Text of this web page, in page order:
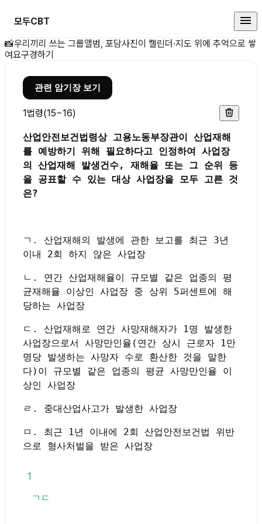
모두CBT
산업안전보건법령상 고용노동부
📸우리끼리 쓰는 그룹앨범, 포담사진이 캘린더·지도 위에 추억으로 쌓
여요구경하기
관련 암기장 보기
1법령(15~16)
산업안전보건법령상 고용노동부장관이 산업재해
를 예방하기 위해 필요하다고 인정하여 사업장
의 산업재해 발생건수, 재해율 또는 그 순위 등
을 공표할 수 있는 대상 사업장을 모두 고른 것
은?
ㄱ. 산업재해의 발생에 관한 보고를 최근 3년
이내 2회 하지 않은 사업장
ㄴ. 연간 산업재해율이 규모별 같은 업종의 평
균재해율 이상인 사업장 중 상위 5퍼센트에 해
당하는 사업장
ㄷ. 산업재해로 연간 사망재해자가 1명 발생한
사업장으로서 사망만인율(연간 상시 근로자 1만
명당 발생하는 사망자 수로 환산한 것을 말한
다)이 규모별 같은 업종의 평균 사망만인율 이
상인 사업장
ㄹ. 중대산업사고가 발생한 사업장
ㅁ. 최근 1년 이내에 2회 산업안전보건법 위반
으로 형사처벌을 받은 사업장
1
ㄱㄷ